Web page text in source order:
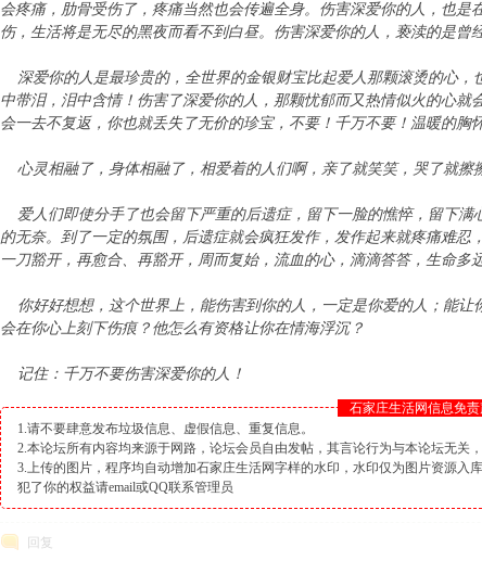
会疼痛，肋骨受伤了，疼痛当然也会传遍全身。伤害深爱你的人，也
伤，生活将是无尽的黑夜而看不到白昼。伤害深爱你的人，亵渎的是曾
深爱你的人是最珍贵的，全世界的金银财宝比起爱人那颗滚烫的心，
中带泪，泪中含情！伤害了深爱你的人，那颗忧郁而又热情似火的心
会一去不复返，你也就丢失了无价的珍宝，不要！千万不要！温暖的胸
心灵相融了，身体相融了，相爱着的人们啊，亲了就笑笑，哭了就擦
爱人们即使分手了也会留下严重的后遗症，留下一脸的憔悴，留下满
的无奈。到了一定的氛围，后遗症就会疯狂发作，发作起来就疼痛难
一刀豁开，再愈合、再豁开，周而复始，流血的心，滴滴答答，生命多
你好好想想，这个世界上，能伤害到你的人，一定是你爱的人；能让
会在你心上刻下伤痕？他怎么有资格让你在情海浮沉？
记住：千万不要伤害深爱你的人！
石家庄生活网信息免责
1.请不要肆意发布垃圾信息、虚假信息、重复信息。
2.本论坛所有内容均来源于网路，论坛会员自由发帖，其言论行为与本论坛无关，
3.上传的图片，程序均自动增加石家庄生活网字样的水印，水印仅为图片资源入
犯了你的权益请email或QQ联系管理员
回复